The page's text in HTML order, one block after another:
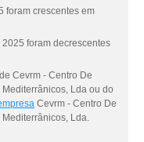
foram crescentes em
foram decrescentes
Cevrm - Centro De
Lda ou do
Cevrm - Centro De
Mediterrânicos, Lda.